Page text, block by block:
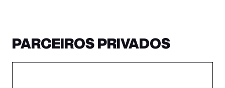
PARCEIROS PRIVADOS